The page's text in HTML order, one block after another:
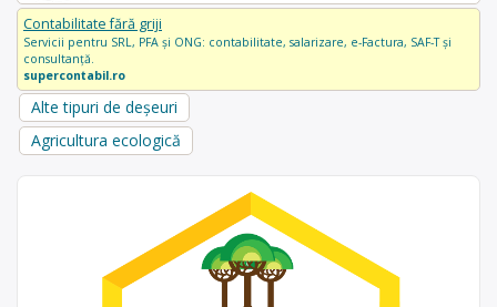
Contabilitate fără griji
Servicii pentru SRL, PFA și ONG: contabilitate, salarizare, e-Factura, SAF-T și
consultanță.
supercontabil.ro
Alte tipuri de deșeuri
Agricultura ecologică